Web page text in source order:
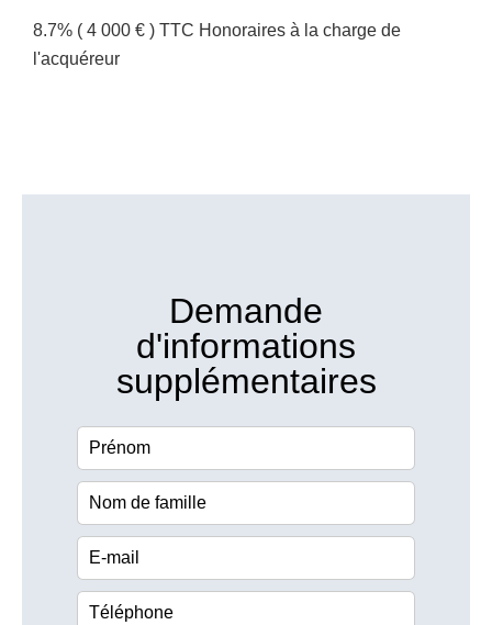
8.7% ( 4 000 € ) TTC Honoraires à la charge de
l'acquéreur
Demande
d'informations
supplémentaires